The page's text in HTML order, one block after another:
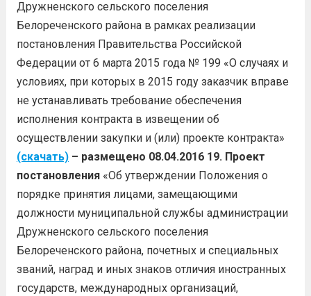
Дружненского сельского поселения
Белореченского района в рамках реализации
постановления Правительства Российской
Федерации от 6 марта 2015 года № 199 «О случаях и
условиях, при которых в 2015 году заказчик вправе
не устанавливать требование обеспечения
исполнения контракта в извещении об
осуществлении закупки и (или) проекте контракта»
(скачать)– размещено 08.04.2016 19. Проект
постановления«Об утверждении Положения о
порядке принятия лицами, замещающими
должности муниципальной службы администрации
Дружненского сельского поселения
Белореченского района, почетных и специальных
званий, наград и иных знаков отличия иностранных
государств, международных организаций,